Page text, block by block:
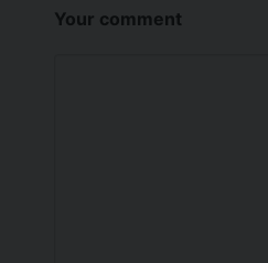
Your comment